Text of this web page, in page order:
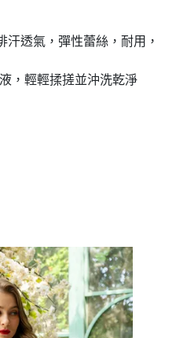
汗透氣，彈性蕾絲，耐用，
，輕輕揉搓並沖洗乾淨